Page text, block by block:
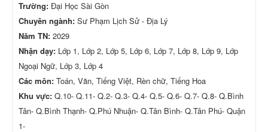
Trường: Đại Học Sài Gòn
Chuyên ngành: Sư Phạm Lịch Sử - Địa Lý
Năm TN: 2029
Nhận dạy: Lớp 1, Lớp 2, Lớp 5, Lớp 6, Lớp 7, Lớp 8, Lớp 9, Lớp
Ngoại Ngữ, Lớp 3, Lớp 4
Các môn: Toán, Văn, Tiếng Việt, Rèn chữ, Tiếng Hoa
Khu vực: Q.10- Q.11- Q.2- Q.3- Q.4- Q.5- Q.6- Q.7- Q.8- Q.Bình
Tân- Q.Bình Thạnh- Q.Phú Nhuận- Q.Tân Bình- Q.Tân Phú- Quận
1-